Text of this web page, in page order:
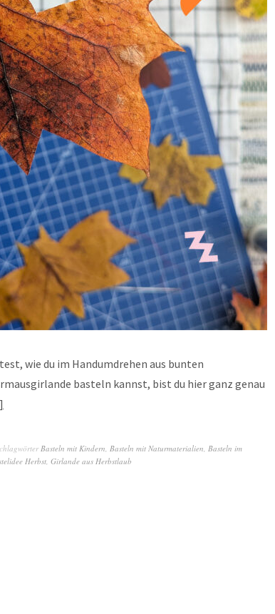
wie du im Handumdrehen aus bunten
basteln kannst, bist du hier ganz genau
Basteln mit Kindern, Basteln mit Naturmaterialien, Basteln im
Herbst, Girlande aus Herbstlaub